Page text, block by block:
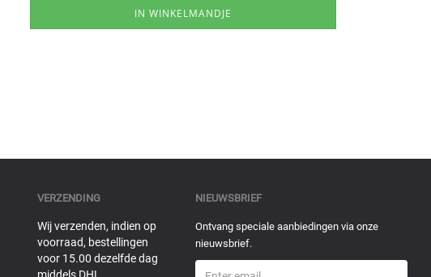
VERZENDING
Wij verzenden, indien op
voorraad, bestellingen
voor 15.00 dezelfde dag
NIEUWSBRIEF
Ontvang speciale aanbiedingen via onze
nieuwsbrief.